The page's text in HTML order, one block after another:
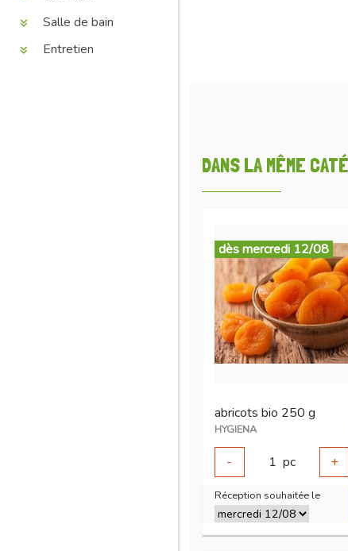
Salle de bain
Entretien
DANS LA MÊME
dès mercredi 12/08
abricots bio 250 g
HYGIENA
-
1 pc +
Réception souhaitée le